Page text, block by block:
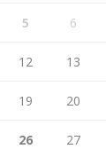
5 6
12 13
19 20
26 27